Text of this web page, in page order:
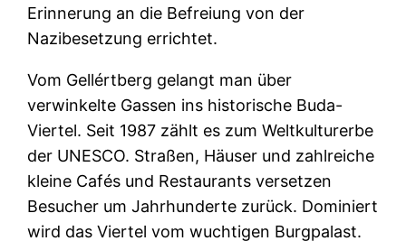
Erinnerung an die Befreiung von der
Nazibesetzung errichtet.
Vom Gellértberg gelangt man über
verwinkelte Gassen ins historische Buda-
Viertel. Seit 1987 zählt es zum Weltkulturerbe
der UNESCO. Straßen, Häuser und zahlreiche
kleine Cafés und Restaurants versetzen
Besucher um Jahrhunderte zurück. Dominiert
wird das Viertel vom wuchtigen Burgpalast.